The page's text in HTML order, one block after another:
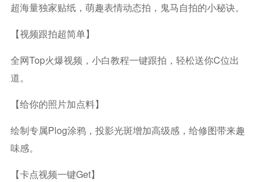
超海量独家贴纸，萌趣表情动态拍，鬼马自拍的小秘诀。
【视频跟拍超简单】
全网top火爆视频，小白教程一键跟拍，轻松送你C位出
道。
【给你的照片加点料】
绘制专属plog涂鸦，投影光斑增加高级感，给修图带来趣
味感。
【卡点视频一键Get】